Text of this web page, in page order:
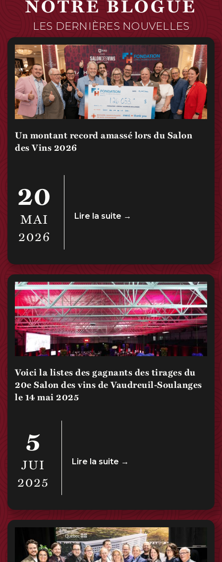
NOTRE BLOGUE
LES DERNIÈRES NOUVELLES
Un montant record amassé lors du Salon
des Vins 2026
20
MAI
2026
Lire la suite →
Voici la listes des gagnants des tirages du
20e Salon des vins de Vaudreuil-Soulanges
le 14 mai 2025
5
JUI
2025
Lire la suite →